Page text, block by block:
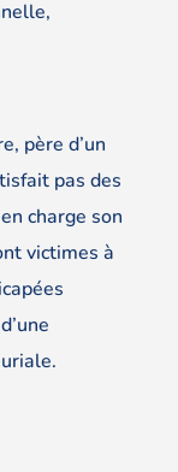
père d’un
pas des
charge son
victimes à